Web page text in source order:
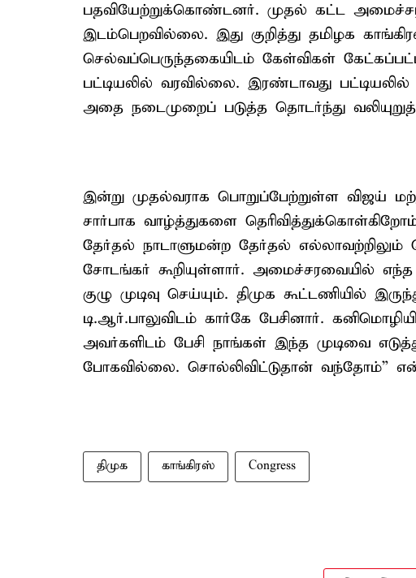
பதவியேற்றுக்கொண்டனர். முதல் கட்ட
இடம்பெறவில்லை. இது குறித்து தமிழக
செல்வப்பெருந்தகையிடம் கேள்விகள்
பட்டியலில் வரவில்லை. இரண்டாவது
அதை நடைமுறைப் படுத்த தொடர்ந்து
இன்று முதல்வராக பொறுப்பேற்றுள்ள விஜய்
சார்பாக வாழ்த்துகளை
தேர்தல் நாடாளுமன்ற தேர்தல் எல்லாவற்றிலும்
சோடங்கர் கூறியுள்ளார். அமைச்சரவையில்
குழு முடிவு செய்யும். திமுக கூட்டணியில்
டி.ஆர்.பாலுவிடம் கார்கே பேசினார்.
அவர்களிடம் பேசி நாங்கள் இந்த முடிவை
போகவில்லை. சொல்லிவிட்டுதான் வந்தோம்”
திமுக காங்கிரஸ் Congress